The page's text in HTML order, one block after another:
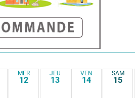
MER
12
JEU
13
VEN
14
SAM
15